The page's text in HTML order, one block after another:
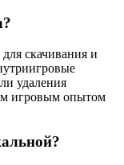
скачивания и
удаления
игровым опытом